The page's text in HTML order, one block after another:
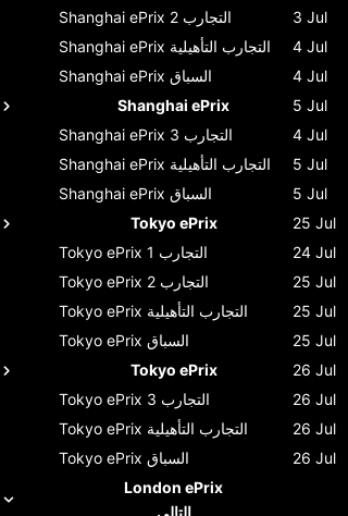
Shanghai ePrix
التجارب 2 3 Jul
Shanghai ePrix التجارب التأهيلية 4 Jul
Shanghai ePrix السباق 4 Jul
Shanghai ePrix
5 Jul
Shanghai ePrix
التجارب 3 4 Jul
Shanghai ePrix التجارب التأهيلية 5 Jul
Shanghai ePrix السباق 5 Jul
Tokyo ePrix
25 Jul
Tokyo ePrix
التجارب 1 24 Jul
Tokyo ePrix
التجارب 2 25 Jul
Tokyo ePrix التجارب التأهيلية 25 Jul
Tokyo ePrix السباق 25 Jul
Tokyo ePrix
26 Jul
Tokyo ePrix
التجارب 3 26 Jul
Tokyo ePrix التجارب التأهيلية 26 Jul
Tokyo ePrix السباق 26 Jul
London ePrix
التالي